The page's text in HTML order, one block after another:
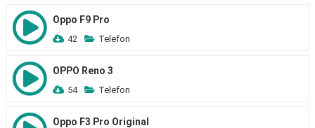
Oppo F9 Pro
42 Telefon
OPPO Reno 3
54 Telefon
Oppo F3 Pro Original